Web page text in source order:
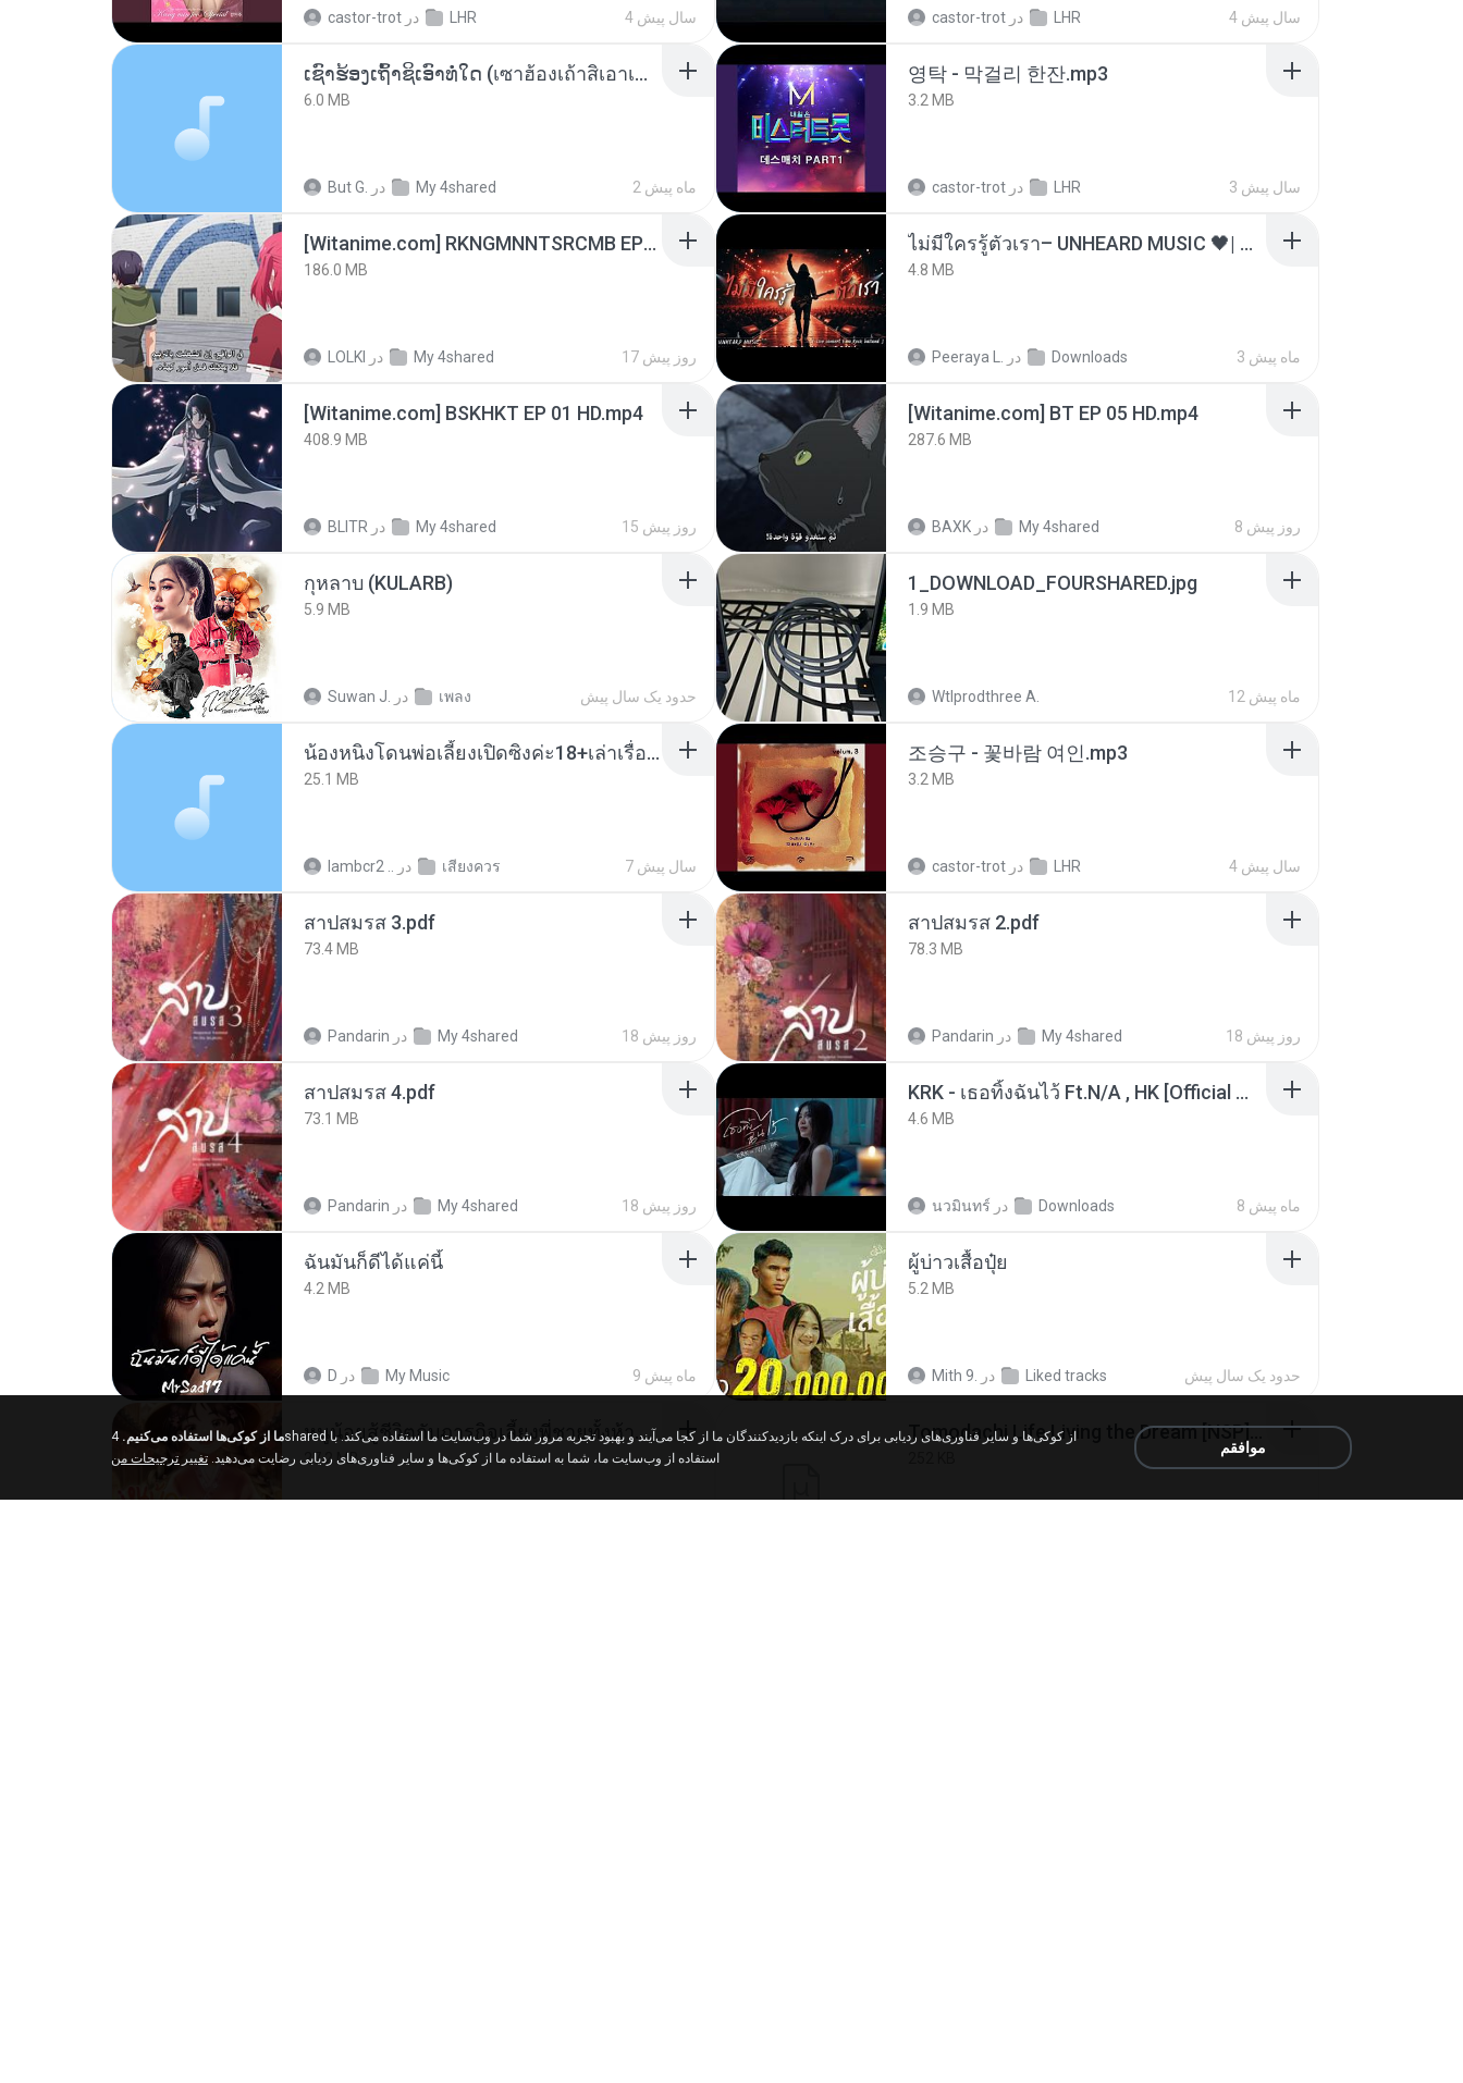
castor-trot در LHR 4 سال پیش castor-trot در LHR 4 سال پیش
ເຊົາຮ້ອງເຖົ້າຊິເອົາທໍ່ໃດ (เซาฮ้องเถ้าสิเอาเท่าใด) ບຸນເກີດ ຫນູຫ່ວງ ft. ໂສພາ ຈຸນທະລາ
6.0 MB
But G. در My 4shared 2 ماه پیش
영탁 - 막걸리 한잔.mp3
3.2 MB
castor-trot در LHR 3 سال پیش
[Witanime.com] RKNGMNNTSRCMB EP 05 HD.mp4
186.0 MB
LOLKI در My 4shared 17 روز پیش
ไม่มีใครรู้ตัวเรา– UNHEARD MUSIC 🖤| Official Lyric Video | เพลงสู้ชีวิต
4.8 MB
Peeraya L. در Downloads 3 ماه پیش
[Witanime.com] BSKHKT EP 01 HD.mp4
408.9 MB
BLITR در My 4shared 15 روز پیش
[Witanime.com] BT EP 05 HD.mp4
287.6 MB
BAXK در My 4shared 8 روز پیش
กุหลาบ (KULARB)
5.9 MB
Suwan J. در เพลง حدود یک سال پیش
1_DOWNLOAD_FOURSHARED.jpg
1.9 MB
Wtlprodthree A. 12 ماه پیش
น้องหนิงโดนพ่อเลี้ยงเปิดซิงค่ะ18+เล่าเรื่องเสียว.mp3
25.1 MB
lambcr2 .. در เสียงควร 7 سال پیش
조승구 - 꽃바람 여인.mp3
3.2 MB
castor-trot در LHR 4 سال پیش
สาปสมรส 3.pdf
73.4 MB
Pandarin در My 4shared 18 روز پیش
สาปสมรส 2.pdf
78.3 MB
Pandarin در My 4shared 18 روز پیش
สาปสมรส 4.pdf
73.1 MB
Pandarin در My 4shared 18 روز پیش
KRK - เธอทิ้งฉันไว้ Ft.N/A , HK [Official MV]
4.6 MB
นวมินทร์ در Downloads 8 ماه پیش
ฉันมันก็ดีได้แค่นี้
4.2 MB
D در My Music 9 ماه پیش
ผู้บ่าวเสื้อปุ๋ย
5.2 MB
Mith 9. در Liked tracks حدود یک سال پیش
หนูน้อยสู้ชีวิตกับภารกิจเลี้ยงพี่ชายทั้งห้า.pdf
27.2 MB
Tomodachi Life Living the Dream [NSP].torrent ما از کوکی‌ها استفاده می‌کنیم. 4shared از کوکی‌ها و سایر فناوری‌های ردیابی برای درک اینکه بازدیدکنندگان ما از کجا می‌آیند و بهبود تجربه مرور شما در وب‌سایت ما استفاده می‌کند. با
استفاده از وب‌سایت ما، شما به استفاده ما از کوکی‌ها و سایر فناوری‌های ردیابی رضایت می‌دهید. تغییر ترجیحات من
موافقم